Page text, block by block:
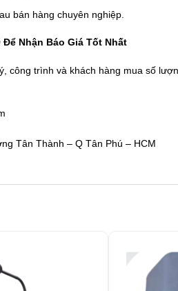
bán hàng chuyên nghiệp.
Để Nhận Báo Giá Tốt Nhất
công trình và khách hàng mua số
Tân Thành – Q Tân Phú – HCM